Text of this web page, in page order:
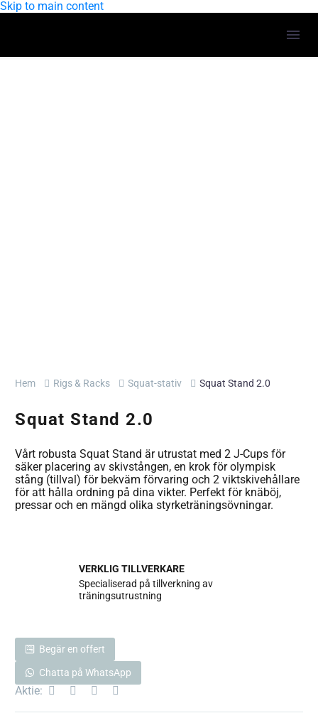
Skip to main content
Hem Rigs & Racks Squat-stativ Squat Stand 2.0
Squat Stand 2.0
Vårt robusta Squat Stand är utrustat med 2 J-Cups för
säker placering av skivstången, en krok för olympisk
stång (tillval) för bekväm förvaring och 2 viktskivehållare
för att hålla ordning på dina vikter. Perfekt för knäböj,
pressar och en mängd olika styrketräningsövningar.
VERKLIG TILLVERKARE
Specialiserad på tillverkning av
träningsutrustning
Begär en offert
Chatta på WhatsApp
Aktie: